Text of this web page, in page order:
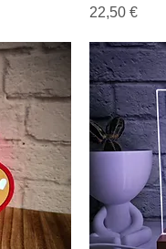
Preço
22,50 €